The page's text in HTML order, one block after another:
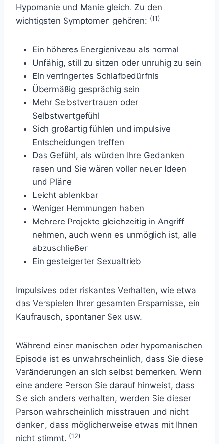
Hypomanie und Manie gleich. Zu den
wichtigsten Symptomen gehören: (11)
Ein höheres Energieniveau als normal
Unfähig, still zu sitzen oder unruhig zu sein
Ein verringertes Schlafbedürfnis
Übermäßig gesprächig sein
Mehr Selbstvertrauen oder
Selbstwertgefühl
Sich großartig fühlen und impulsive
Entscheidungen treffen
Das Gefühl, als würden Ihre Gedanken
rasen und Sie wären voller neuer Ideen
und Pläne
Leicht ablenkbar
Weniger Hemmungen haben
Mehrere Projekte gleichzeitig in Angriff
nehmen, auch wenn es unmöglich ist, alle
abzuschließen
Ein gesteigerter Sexualtrieb
Impulsives oder riskantes Verhalten, wie etwa
das Verspielen Ihrer gesamten Ersparnisse, ein
Kaufrausch, spontaner Sex usw.
Während einer manischen oder hypomanischen
Episode ist es unwahrscheinlich, dass Sie diese
Veränderungen an sich selbst bemerken. Wenn
eine andere Person Sie darauf hinweist, dass
Sie sich anders verhalten, werden Sie dieser
Person wahrscheinlich misstrauen und nicht
denken, dass möglicherweise etwas mit Ihnen
nicht stimmt. (12)